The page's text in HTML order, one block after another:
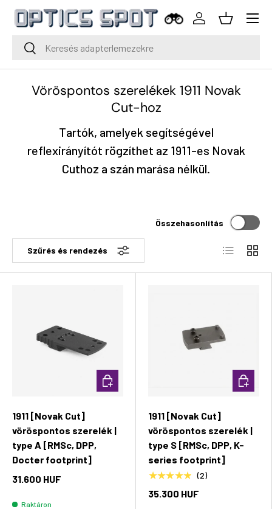
Ugrás a tartalomra
Keresés
Keresés
Bejelentkezés
Kosár
Menü
Vöröspontos szerelékek 1911 Novak
Cut-hoz
Tartók, amelyek segítségével
reflexirányítót rögzíthet az 1911-es Novak
Cuthoz a szán marása nélkül.
Szűrés és rendezés
Összehasonlítás
Lista Rács
1911 [Novak Cut]
vöröspontos szerelék |
type A [RMSc, DPP,
Docter footprint]
31.600 HUF
Raktáron
Kosárba rakás
1911 [Novak Cut]
vöröspontos szerelék |
type S [RMSc, DPP, K-
series footprint]
★★★★★ (2)
35.300 HUF